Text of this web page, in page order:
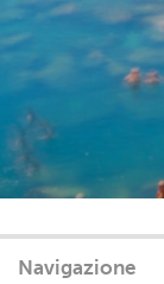
Navigazione